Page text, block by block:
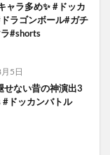
ャラ多め✨️ #ドッカ
ラゴンボール#ガチ
#shorts
5日
せない昔の神演出3
#ドッカンバトル